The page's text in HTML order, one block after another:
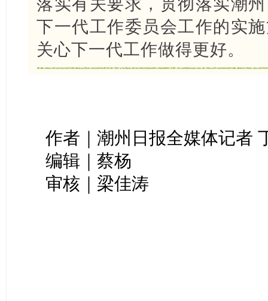
落实有关要求，贯彻落实潮
下一代工作委员会工作的实
关心下一代工作做得更好。
作者｜潮州日报全媒体记者
编辑｜蔡杨
审核｜梁佳涛